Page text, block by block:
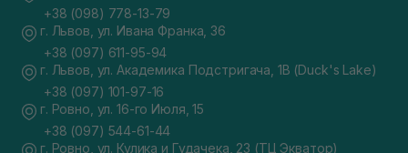
+38 (098) 778-13-79
г. Львов, ул. Ивана Франка, 36
+38 (097) 611-95-94
г. Львов, ул. Академика Подстригача, 1В (Duck's Lake)
+38 (097) 101-97-16
г. Ровно, ул. 16-го Июля, 15
+38 (097) 544-61-44
г. Ровно, ул. Кулика и Гудачека, 23 (ТЦ Экватор)